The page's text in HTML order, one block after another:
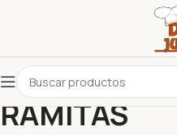
RAMITAS